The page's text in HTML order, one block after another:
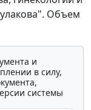
Объем
и
в силу,
системы